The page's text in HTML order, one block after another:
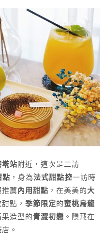
墘站附近，這次是二訪
點 ，身為法式甜點控一訪時
薦內用甜點 ，在美美的大
點， 季節限定的蜜桃烏龍
造型的青澀初戀 。隱藏在
店。